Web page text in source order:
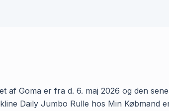
Goma er fra d. 6. maj 2026 og den
Daily Jumbo Rulle hos Min Købmand